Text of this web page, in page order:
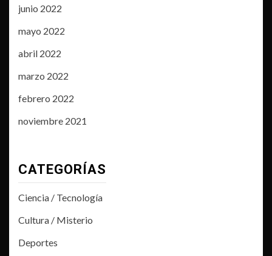
junio 2022
mayo 2022
abril 2022
marzo 2022
febrero 2022
noviembre 2021
CATEGORÍAS
Ciencia / Tecnología
Cultura / Misterio
Deportes